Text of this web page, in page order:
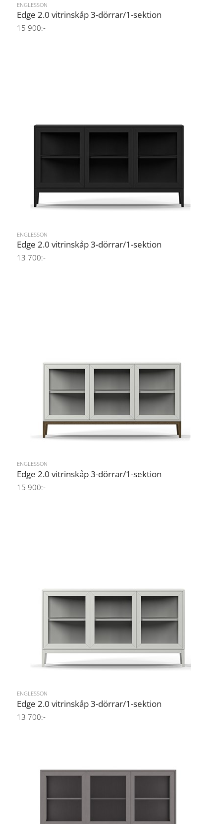
ENGLESSON
Edge 2.0 vitrinskåp 3-dörrar/1-sektion
15 900:-
ENGLESSON
Edge 2.0 vitrinskåp 3-dörrar/1-sektion
13 700:-
ENGLESSON
Edge 2.0 vitrinskåp 3-dörrar/1-sektion
15 900:-
ENGLESSON
Edge 2.0 vitrinskåp 3-dörrar/1-sektion
13 700:-